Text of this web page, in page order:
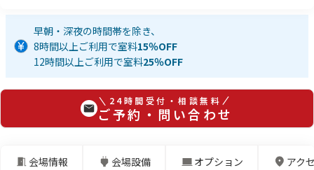
早朝・深夜の時間帯を除き、
8時間以上ご利用で室料15％OFF
12時間以上ご利用で室料25％OFF
24時間受付・相談無料
ご予約・問い合わせ
会場情報 会場設備 オプション アク